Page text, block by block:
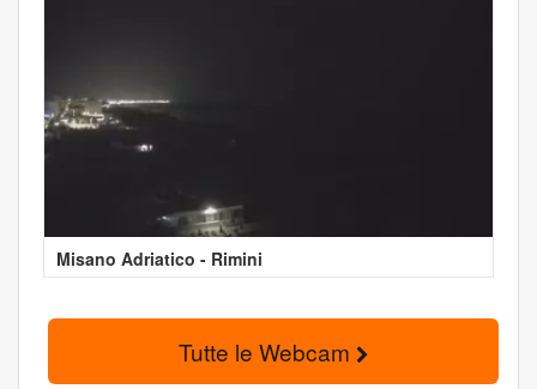
Misano Adriatico - Rimini
Tutte le Webcam